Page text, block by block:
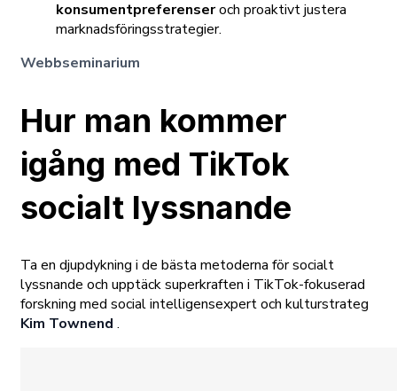
konsumentpreferenseroch proaktivt justera
marknadsföringsstrategier.
Webbseminarium
Hur man kommer
igång med TikTok
socialt lyssnande
Ta en djupdykning i de bästa metoderna för socialt
lyssnande och upptäck superkraften i TikTok-fokuserad
forskning med social intelligensexpert och kulturstrateg
Kim Townend .